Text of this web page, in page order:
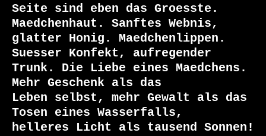
Seite sind eben das Groesste.
Maedchenhaut. Sanftes Webnis,
glatter Honig. Maedchenlippen.
Suesser Konfekt, aufregender
Trunk. Die Liebe eines Maedchens.
Mehr Geschenk als das
Leben selbst, mehr Gewalt als das
Tosen eines Wasserfalls,
helleres Licht als tausend Sonnen!